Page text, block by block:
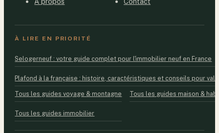
À LIRE EN PRIORITÉ
Selogerneuf : votre guide complet pour l'immobilier neuf en France
Plafond à la française : histoire, caractéristiques et conseils pour
Tous les guides voyage & montagne Tous les guides maison &
Tous les guides immobilier